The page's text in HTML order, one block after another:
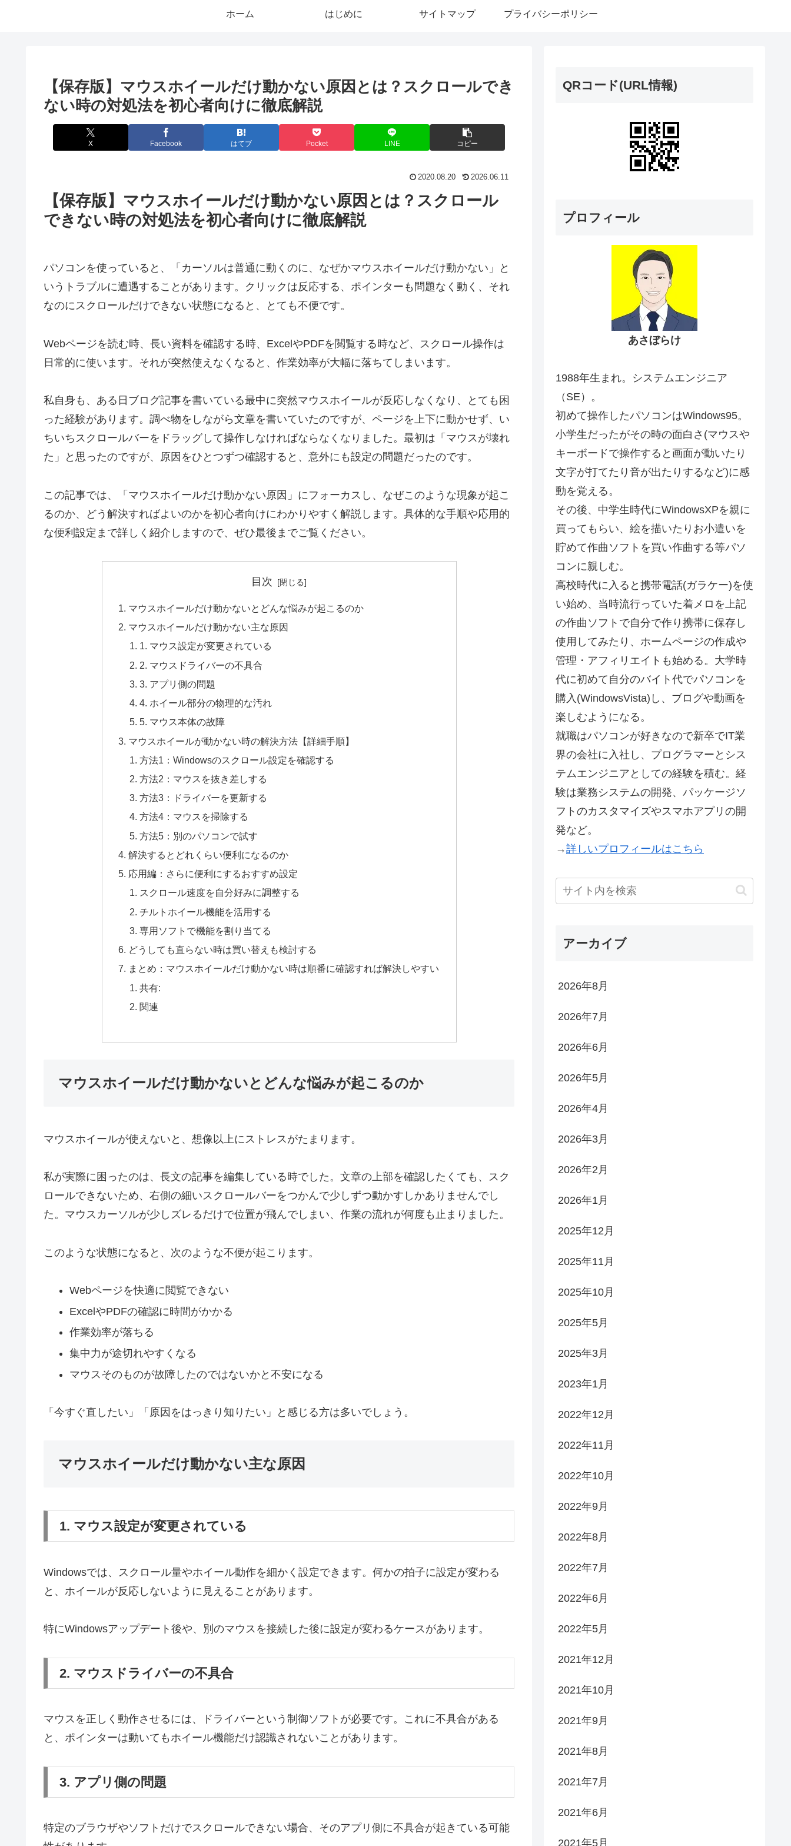
ホーム はじめに サイトマップ プライバシーポリシー
【保存版】マウスホイールだけ動かない原因とは？スクロールでき
ない時の対処法を初心者向けに徹底解説
X Facebook はてブ Pocket LINE コピー
2020.08.20 2026.06.11
【保存版】マウスホイールだけ動かない原因とは？スクロール
できない時の対処法を初心者向けに徹底解説
パソコンを使っていると、「カーソルは普通に動くのに、なぜかマウスホイールだけ動かない」と
いうトラブルに遭遇することがあります。クリックは反応する、ポインターも問題なく動く、それ
なのにスクロールだけできない状態になると、とても不便です。
Webページを読む時、長い資料を確認する時、ExcelやPDFを閲覧する時など、スクロール操作は
日常的に使います。それが突然使えなくなると、作業効率が大幅に落ちてしまいます。
私自身も、ある日ブログ記事を書いている最中に突然マウスホイールが反応しなくなり、とても困
った経験があります。調べ物をしながら文章を書いていたのですが、ページを上下に動かせず、い
ちいちスクロールバーをドラッグして操作しなければならなくなりました。最初は「マウスが壊れ
た」と思ったのですが、原因をひとつずつ確認すると、意外にも設定の問題だったのです。
この記事では、「マウスホイールだけ動かない原因」にフォーカスし、なぜこのような現象が起こ
るのか、どう解決すればよいのかを初心者向けにわかりやすく解説します。具体的な手順や応用的
な便利設定まで詳しく紹介しますので、ぜひ最後までご覧ください。
目次
マウスホイールだけ動かないとどんな悩みが起こるのか
マウスホイールだけ動かない主な原因
1. マウス設定が変更されている
2. マウスドライバーの不具合
3. アプリ側の問題
4. ホイール部分の物理的な汚れ
5. マウス本体の故障
マウスホイールが動かない時の解決方法【詳細手順】
方法1：Windowsのスクロール設定を確認する
方法2：マウスを抜き差しする
方法3：ドライバーを更新する
方法4：マウスを掃除する
方法5：別のパソコンで試す
解決するとどれくらい便利になるのか
応用編：さらに便利にするおすすめ設定
スクロール速度を自分好みに調整する
チルトホイール機能を活用する
専用ソフトで機能を割り当てる
どうしても直らない時は買い替えも検討する
まとめ：マウスホイールだけ動かない時は順番に確認すれば解決しやすい
共有:
関連
マウスホイールだけ動かないとどんな悩みが起こるのか
マウスホイールが使えないと、想像以上にストレスがたまります。
私が実際に困ったのは、長文の記事を編集している時でした。文章の上部を確認したくても、スク
ロールできないため、右側の細いスクロールバーをつかんで少しずつ動かすしかありませんでし
た。マウスカーソルが少しズレるだけで位置が飛んでしまい、作業の流れが何度も止まりました。
このような状態になると、次のような不便が起こります。
Webページを快適に閲覧できない
ExcelやPDFの確認に時間がかかる
作業効率が落ちる
集中力が途切れやすくなる
マウスそのものが故障したのではないかと不安になる
「今すぐ直したい」「原因をはっきり知りたい」と感じる方は多いでしょう。
マウスホイールだけ動かない主な原因
1. マウス設定が変更されている
Windowsでは、スクロール量やホイール動作を細かく設定できます。何かの拍子に設定が変わる
と、ホイールが反応しないように見えることがあります。
特にWindowsアップデート後や、別のマウスを接続した後に設定が変わるケースがあります。
2. マウスドライバーの不具合
マウスを正しく動作させるには、ドライバーという制御ソフトが必要です。これに不具合がある
と、ポインターは動いてもホイール機能だけ認識されないことがあります。
3. アプリ側の問題
特定のブラウザやソフトだけでスクロールできない場合、そのアプリ側に不具合が起きている可能
QRコード(URL情報)
プロフィール
あさぼらけ
1988年生まれ。システムエンジニア
（SE）。
初めて操作したパソコンはWindows95。
小学生だったがその時の面白さ(マウスや
キーボードで操作すると画面が動いたり
文字が打てたり音が出たりするなど)に感
動を覚える。
その後、中学生時代にWindowsXPを親に
買ってもらい、絵を描いたりお小遣いを
貯めて作曲ソフトを買い作曲する等パソ
コンに親しむ。
高校時代に入ると携帯電話(ガラケー)を使
い始め、当時流行っていた着メロを上記
の作曲ソフトで自分で作り携帯に保存し
使用してみたり、ホームページの作成や
管理・アフィリエイトも始める。大学時
代に初めて自分のバイト代でパソコンを
購入(WindowsVista)し、ブログや動画を
楽しむようになる。
就職はパソコンが好きなので新卒でIT業
界の会社に入社し、プログラマーとシス
テムエンジニアとしての経験を積む。経
験は業務システムの開発、パッケージソ
フトのカスタマイズやスマホアプリの開
発など。
→詳しいプロフィールはこちら
アーカイブ
2026年8月
2026年7月
2026年6月
2026年5月
2026年4月
2026年3月
2026年2月
2026年1月
2025年12月
2025年11月
2025年10月
2025年5月
2025年3月
2023年1月
2022年12月
2022年11月
2022年10月
2022年9月
2022年8月
2022年7月
2022年6月
2022年5月
2021年12月
2021年10月
2021年9月
2021年8月
2021年7月
2021年6月
2021年5月